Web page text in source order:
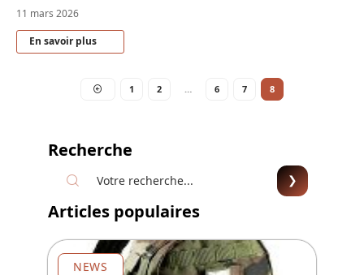
11 mars 2026
En savoir plus
1 2 … 6 7 8
Recherche
Articles populaires
NEWS